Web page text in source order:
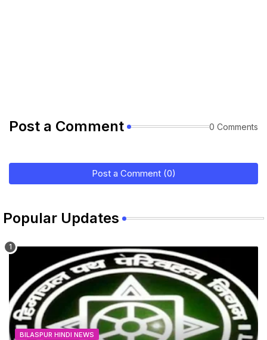
Post a Comment 0 Comments
Post a Comment (0)
Popular Updates
BILASPUR HINDI NEWS